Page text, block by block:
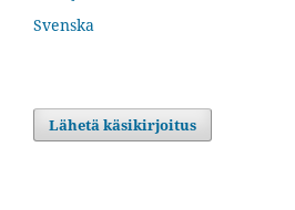
Svenska
Lähetä käsikirjoitus